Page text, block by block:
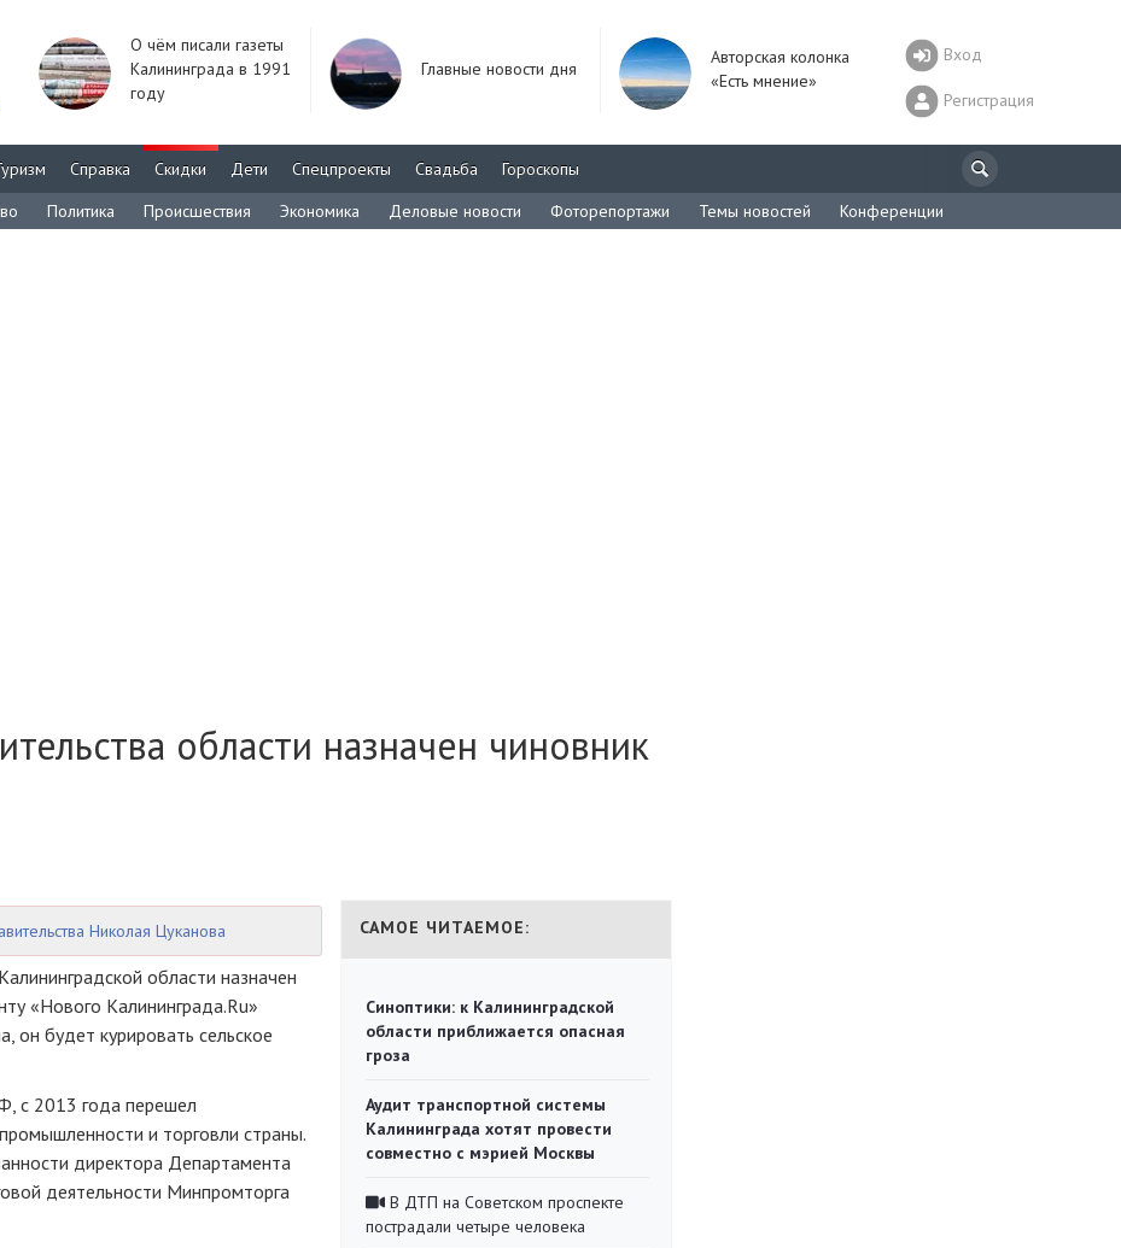
О чём писали газеты
Калининграда в 1991
году
Главные новости дня
Авторская колонка
«Есть мнение»
Вход
Регистрация
Справка Скидки Дети Спецпроекты Свадьба
Гороскопы
Политика Происшествия Экономика Деловые новости Фоторепортажи Темы новостей Конференции
области назначен чиновник
Николая Цуканова
области назначен
«Нового Калининграда.Ru»
он будет курировать сельское
с 2013 года перешел
и торговли страны.
директора Департамента
деятельности Минпромторга
САМОЕ ЧИТАЕМОЕ:
Синоптики: к Калининградской
области приближается опасная
гроза
Аудит транспортной системы
Калининграда хотят провести
совместно с мэрией Москвы
В ДТП на Советском проспекте
пострадали четыре человека